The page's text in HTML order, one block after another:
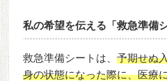
私の希望を伝える「救急準備シ
救急準備シートは、予期せぬ
身の状態になった際に、医療